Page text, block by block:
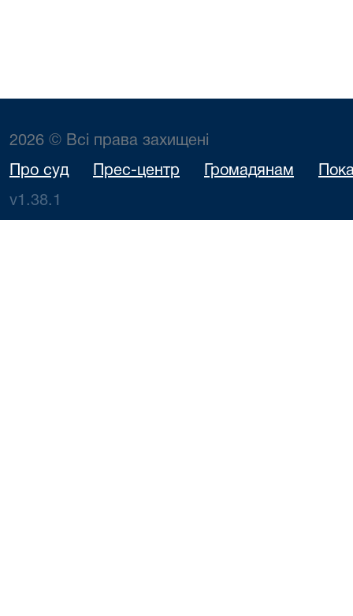
2026 © Всі права захищені
Про суд Прес-центр Громадянам
v1.38.1